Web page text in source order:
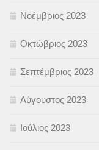
Νοέμβριος 2023
Οκτώβριος 2023
Σεπτέμβριος 2023
Αύγουστος 2023
Ιούλιος 2023